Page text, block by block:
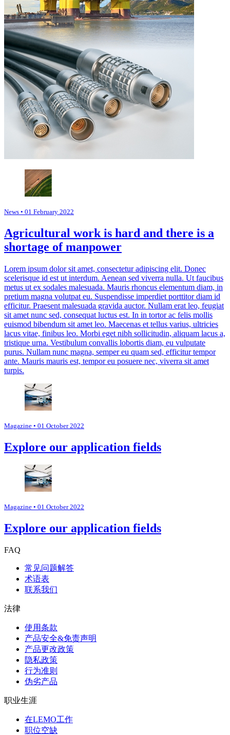
News • 01 February 2022
Agricultural work is hard and there is a
shortage of manpower
Lorem ipsum dolor sit amet, consectetur adipiscing elit. Donec
scelerisque id est ut interdum. Aenean sed viverra nulla. Ut faucibus
metus ut ex sodales malesuada. Mauris rhoncus elementum diam, in
pretium magna volutpat eu. Suspendisse imperdiet porttitor diam id
efficitur. Praesent malesuada gravida auctor. Nullam erat leo, feugiat
sit amet nunc sed, consequat luctus est. In in tortor ac felis mollis
euismod bibendum sit amet leo. Maecenas et tellus varius, ultricies
lacus vitae, finibus leo. Morbi eget nibh sollicitudin, aliquam lacus a,
tristique urna. Vestibulum convallis lobortis diam, eu vulputate
purus. Nullam nunc magna, semper eu quam sed, efficitur tempor
ante. Mauris mauris est, tempor eu posuere nec, viverra sit amet
turpis.
Magazine • 01 October 2022
Explore our application fields
Magazine • 01 October 2022
Explore our application fields
FAQ
常见问题解答
术语表
联系我们
法律
使用条款
产品安全&免责声明
产品更改政策
隐私政策
行为准则
伪劣产品
职业生涯
在LEMO工作
职位空缺